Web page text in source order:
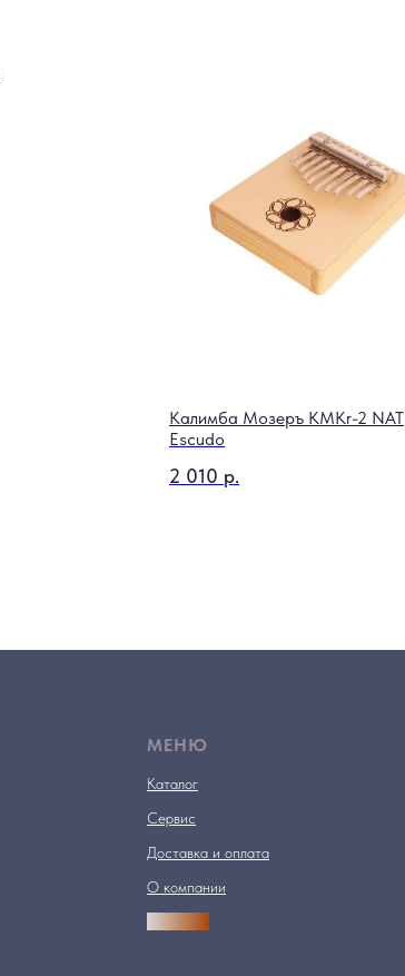
Калимба Мозеръ KMKr-2 NAT
Escudo
2 010 р.
МЕНЮ
Каталог
Сервис
Доставка и оплата
О компании